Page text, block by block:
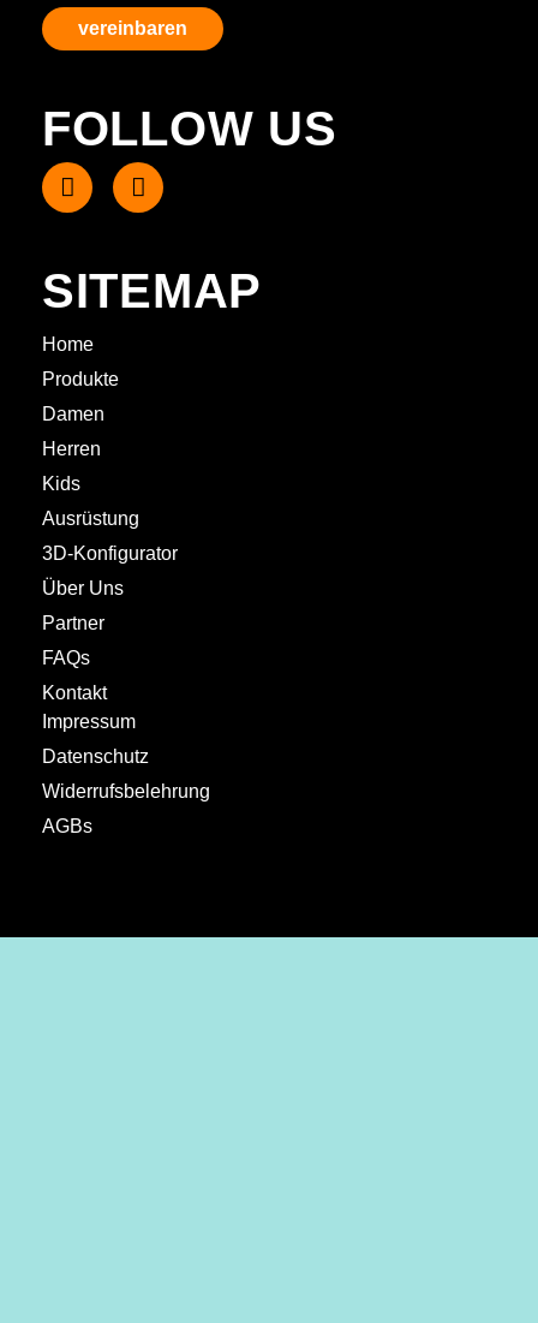
vereinbaren
FOLLOW US
SITEMAP
Home
Produkte
Damen
Herren
Kids
Ausrüstung
3D-Konfigurator
Über Uns
Partner
FAQs
Kontakt
Impressum
Datenschutz
Widerrufsbelehrung
AGBs